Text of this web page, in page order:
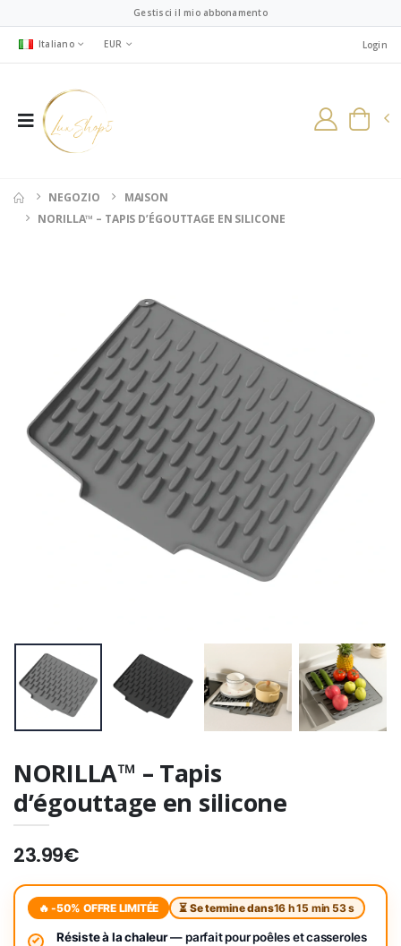
Gestisci il mio abbonamento
Italiano EUR Login
NEGOZIO
MAISON
NORILLA™ – TAPIS D’ÉGOUTTAGE EN SILICONE
NORILLA™ – Tapis
d’égouttage en silicone
23.99€
🔥 -50% OFFRE LIMITÉE ⏳ Se termine dans16 h 15 min 53 s
Résiste à la chaleur— parfait pour poêles et casseroles